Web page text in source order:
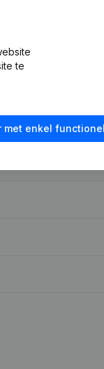
te
met enkel